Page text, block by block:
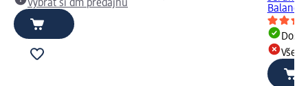
Vybrať si dm predajňu